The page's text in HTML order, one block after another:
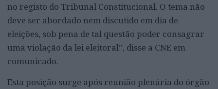
no registo do Tribunal Constitucional. O tema não
deve ser abordado nem discutido em dia de
eleições, sob pena de tal questão poder consagrar
uma violação da lei eleitoral”, disse a CNE em
comunicado.
Esta posição surge após reunião plenária do órgão